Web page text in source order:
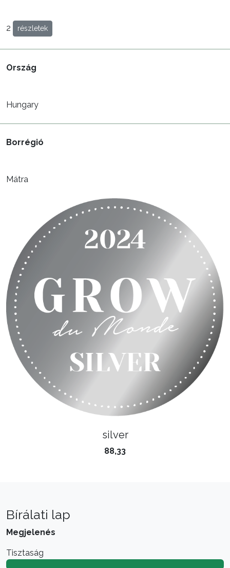
2 részletek
Ország
Hungary
Borrégió
Mátra
silver
88,33
Bírálati lap
Megjelenés
Tisztaság